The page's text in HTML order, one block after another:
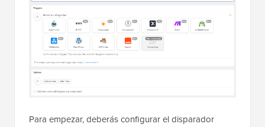
Para empezar, deberás configurar el disparador